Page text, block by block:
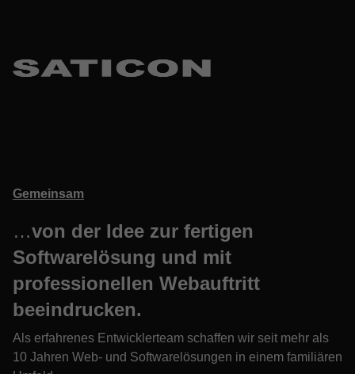
Gemeinsam
…von der Idee zur fertigen
Softwarelösung und mit
professionellen Webauftritt
beeindrucken.
Als erfahrenes Entwicklerteam schaffen wir seit mehr als
10 Jahren Web- und Softwarelösungen in einem familiären